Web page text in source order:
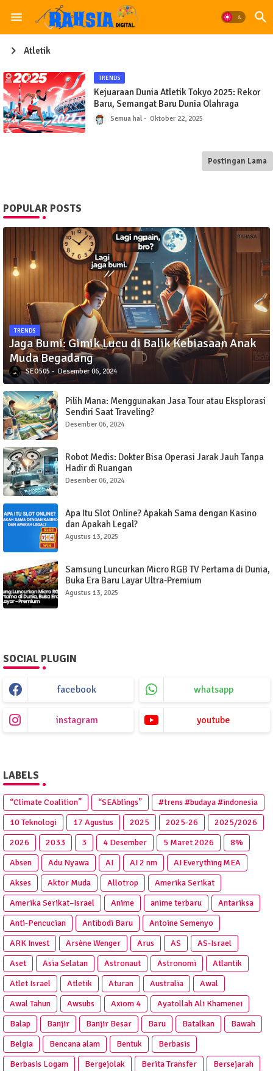
Atletik
TRENDS
Kejuaraan Dunia Atletik Tokyo 2025: Rekor
Baru, Semangat Baru Dunia Olahraga
Semua hal Oktober 22, 2025
Postingan Lama
POPULAR POSTS
TRENDS
Jaga Bumi: Gimik Lucu di Balik Kebiasaan Anak
Muda Begadang
SEO505 Desember 06, 2024
Pilih Mana: Menggunakan Jasa Tour atau Eksplorasi
Sendiri Saat Traveling?
Desember 06, 2024
Robot Medis: Dokter Bisa Operasi Jarak Jauh Tanpa
Hadir di Ruangan
Desember 06, 2024
Apa Itu Slot Online? Apakah Sama dengan Kasino
dan Apakah Legal?
Agustus 13, 2025
Samsung Luncurkan Micro RGB TV Pertama di Dunia,
Buka Era Baru Layar Ultra-Premium
Agustus 13, 2025
SOCIAL PLUGIN
facebook whatsapp
instagram youtube
LABELS
“Climate Coalition” “SEAblings”
#trens #budaya #indonesia
10 Teknologi
17 Agustus 2025 2025‑26
2025/2026
2026
2033 3 4 Desember 5 Maret 2026
8%
Absen
Adu Nyawa AI AI 2 nm
AI Everything MEA
Akses
Aktor Muda Allotrop
Amerika Serikat
Amerika Serikat–Israel
Anime anime terbaru
Antariksa
Anti‑Pencucian
Antibodi Baru
Antoine Semenyo
ARK Invest
Arsène Wenger Arus AS
AS-Israel
Aset
Asia Selatan Astronaut Astronomi
Atlantik
Atlet Israel
Atletik Aturan Australia
Awal
Awal Tahun
Awsubs Axiom 4
Ayatollah Ali Khamenei
Balap
Banjir Banjir Besar Baru Batalkan
Bawah
Belgia
Bencana alam Bentuk
Berbasis
Berbasis Logam
Bergejolak Berita Transfer
Bersejarah